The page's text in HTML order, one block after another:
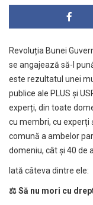
Revoluția Bunei
se angajează să-l
este rezultatul unei
publice ale PLUS și
experți, din toate
cu membri, cu experți
comună a ambelor
domeniu, cât și 40 de
Iată câteva dintre ele:
⚖Să nu mori cu